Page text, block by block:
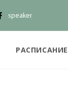
speaker
РАСПИСАНИЕ